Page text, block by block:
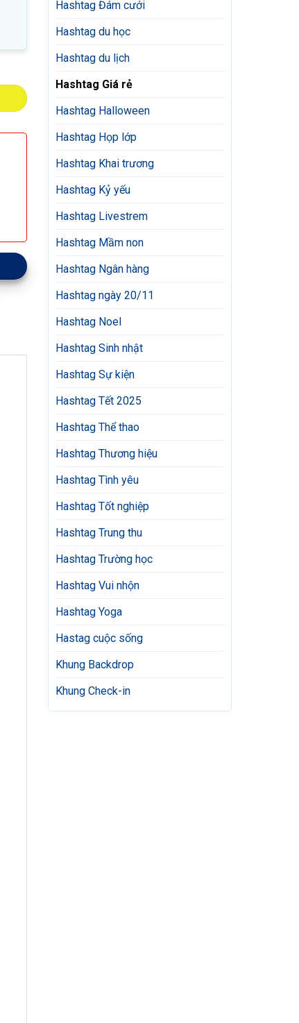
Hashtag Đám cưới
Hashtag du học
Hashtag du lịch
Hashtag Giá rẻ
Hashtag Halloween
Hashtag Họp lớp
Hashtag Khai trương
Hashtag Kỷ yếu
Hashtag Livestrem
Hashtag Mầm non
Hashtag Ngân hàng
Hashtag ngày 20/11
Hashtag Noel
Hashtag Sinh nhật
Hashtag Sự kiện
Hashtag Tết 2025
Hashtag Thể thao
Hashtag Thương hiệu
Hashtag Tình yêu
Hashtag Tốt nghiệp
Hashtag Trung thu
Hashtag Trường học
Hashtag Vui nhộn
Hashtag Yoga
Hastag cuộc sống
Khung Backdrop
Khung Check-in